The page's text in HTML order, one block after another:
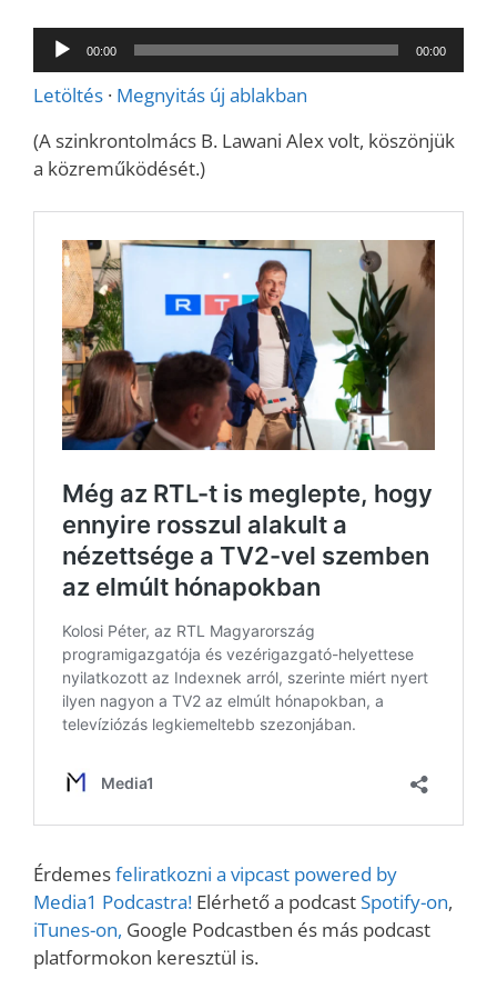
Audió
lejátszó
00:00 00:00
Letöltés · Megnyitás új ablakban
(A szinkrontolmács B. Lawani Alex volt, köszönjük
a közreműködését.)
Érdemesfeliratkozni a vipcast powered by
Media1 Podcastra! Elérhető a podcastSpotify-on,
iTunes-on, Google Podcastben és más podcast
platformokon keresztül is.